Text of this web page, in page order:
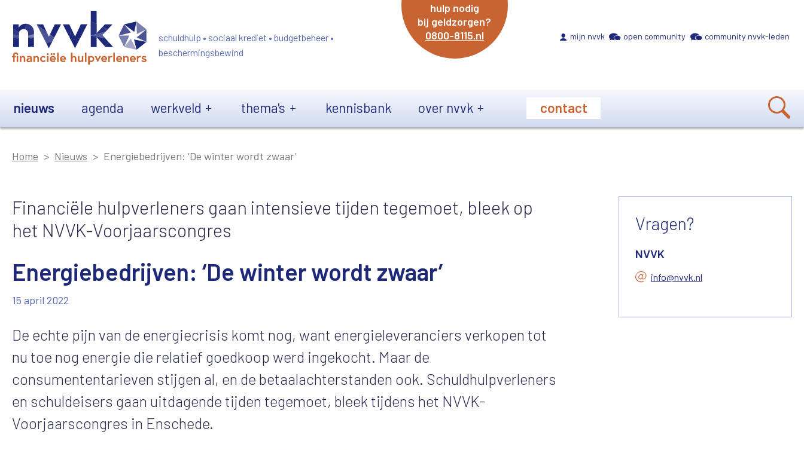
schuldhulp • sociaal krediet • budgetbeheer •
beschermingsbewind
hulp nodig
bij geldzorgen?
0800-8115.nl
mijn nvvk open community community nvvk-leden
nieuws agenda werkveld thema's kennisbank over nvvk contact
Home Nieuws Energiebedrijven: ‘De winter wordt zwaar’
Financiële hulpverleners gaan intensieve tijden tegemoet, bleek op
het NVVK-Voorjaarscongres
Energiebedrijven: ‘De winter wordt zwaar’
15 april 2022
De echte pijn van de energiecrisis komt nog, want energieleveranciers verkopen tot
nu toe nog energie die relatief goedkoop werd ingekocht. Maar de
consumententarieven stijgen al, en de betaalachterstanden ook. Schuldhulpverleners
en schuldeisers gaan uitdagende tijden tegemoet, bleek tijdens het NVVK-
Voorjaarscongres in Enschede.
Vragen?
NVVK
info@nvvk.nl